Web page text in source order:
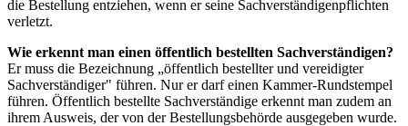
die Bestellung entziehen, wenn er seine Sachverständigenpflichten
verletzt.
Wie erkennt man einen öffentlich bestellten Sachverständigen?
Er muss die Bezeichnung „öffentlich bestellter und vereidigter
Sachverständiger" führen. Nur er darf einen Kammer-Rundstempel
führen. Öffentlich bestellte Sachverständige erkennt man zudem an
ihrem Ausweis, der von der Bestellungsbehörde ausgegeben wurde.